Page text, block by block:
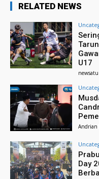
RELATED NEWS
U17
newsatu
Andrian
Day